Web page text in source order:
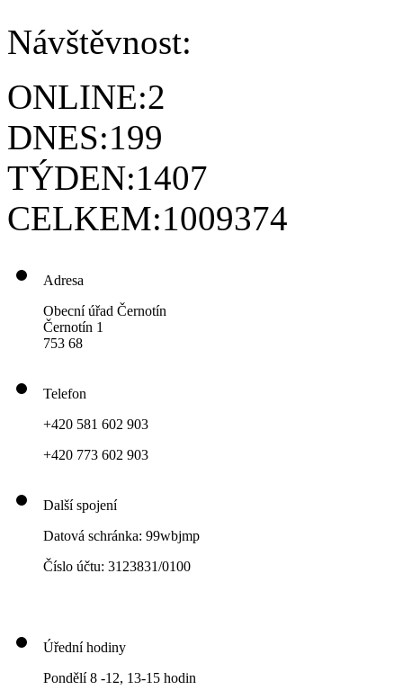
Návštěvnost:
ONLINE:2
DNES:199
TÝDEN:1407
CELKEM:1009374
Adresa
Obecní úřad Černotín
Černotín 1
753 68
Telefon
+420 581 602 903
+420 773 602 903
Další spojení
Datová schránka: 99wbjmp
Číslo účtu: 3123831/0100
Úřední hodiny
Pondělí 8 -12, 13-15 hodin